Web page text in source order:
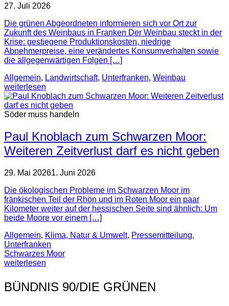
27. Juli 2026
Die grünen Abgeordneten informieren sich vor Ort zur
Zukunft des Weinbaus in Franken Der Weinbau steckt in der
Krise: gestiegene Produktionskosten, niedrige
Abnehmerpreise, eine verändertes Konsumverhalten sowie
die allgegenwärtigen Folgen […]
Allgemein, Landwirtschaft, Unterfranken, Weinbau
weiterlesen
Söder muss handeln
Paul Knoblach zum Schwarzen Moor:
Weiteren Zeitverlust darf es nicht geben
29. Mai 20261. Juni 2026
Die ökologischen Probleme im Schwarzen Moor im
fränkischen Teil der Rhön und im Roten Moor ein paar
Kilometer weiter auf der hessischen Seite sind ähnlich: Um
beide Moore vor einem […]
Allgemein, Klima, Natur & Umwelt, Pressemitteilung,
Unterfranken
Schwarzes Moor
weiterlesen
BÜNDNIS 90/DIE GRÜNEN